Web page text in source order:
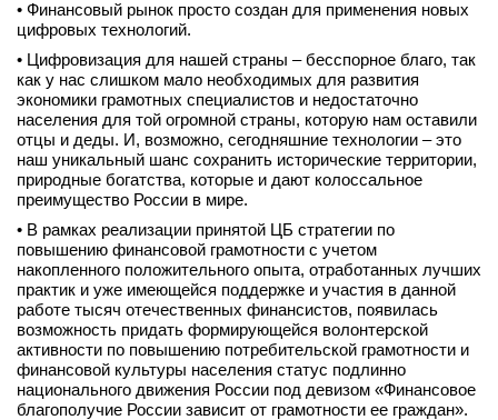
• Финансовый рынок просто создан для применения новых
цифровых технологий.
• Цифровизация для нашей страны – бесспорное благо, так
как у нас слишком мало необходимых для развития
экономики грамотных специалистов и недостаточно
населения для той огромной страны, которую нам оставили
отцы и деды. И, возможно, сегодняшние технологии – это
наш уникальный шанс сохранить исторические территории,
природные богатства, которые и дают колоссальное
преимущество России в мире.
• В рамках реализации принятой ЦБ стратегии по
повышению финансовой грамотности с учетом
накопленного положительного опыта, отработанных лучших
практик и уже имеющейся поддержке и участия в данной
работе тысяч отечественных финансистов, появилась
возможность придать формирующейся волонтерской
активности по повышению потребительской грамотности и
финансовой культуры населения статус подлинно
национального движения России под девизом «Финансовое
благополучие России зависит от грамотности ее граждан».